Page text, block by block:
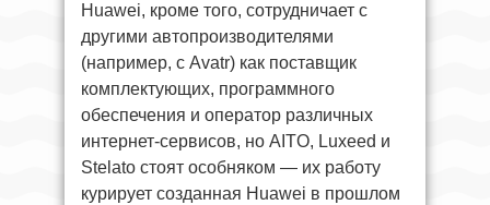
Huawei, кроме того, сотрудничает с
другими автопроизводителями
(например, с Avatr) как поставщик
комплектующих, программного
обеспечения и оператор различных
интернет-сервисов, но AITO, Luxeed и
Stelato стоят особняком — их работу
курирует созданная Huawei в прошлом